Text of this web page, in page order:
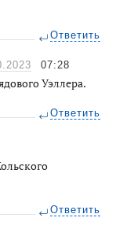
Ответить
07:28
Уэллера.
Ответить
Ответить